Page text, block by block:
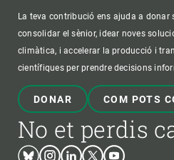
La teva contribució ens ajuda a
consolidar el sènior, idear noves
climàtica, i accelerar la producció i
científiques per prendre decisions
DONAR COM POTS
No et perdis
BlueskyInstagram
LinkedinTwitterYoutube